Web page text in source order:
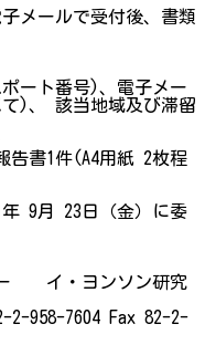
メールで受付後、書類
ート番号)、電子メー
)、 該当地域及び滞留
告書1件(A4用紙 2枚程
9月 23日（金）に委
ー イ・ヨンソン研究
7604 Fax 82-2-